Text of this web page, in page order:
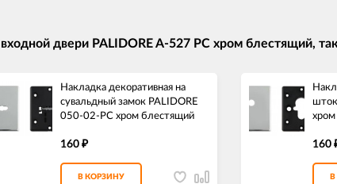
двери PALIDORE A-527 PC хром блестящий,
Накладка декоративная на
сувальдный замок PALIDORE
050-02-PC хром блестящий
160 ₽
В КОРЗИНУ
160